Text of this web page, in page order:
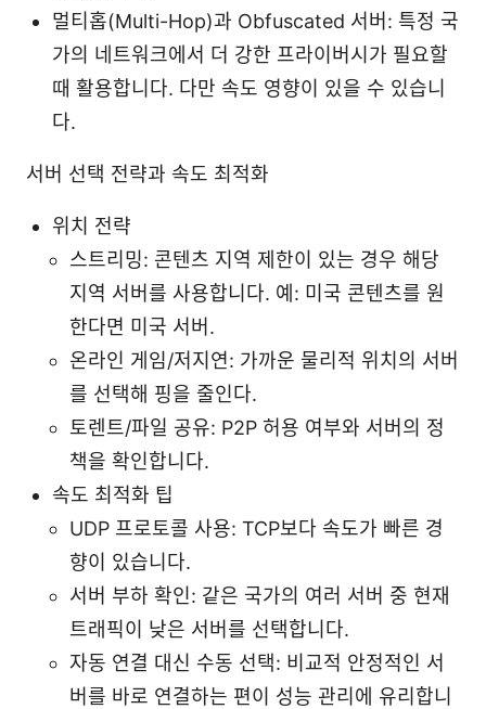
멀티홉(Multi-Hop)과 Obfuscated 서버: 특정 국
가의 네트워크에서 더 강한 프라이버시가 필요할
때 활용합니다. 다만 속도 영향이 있을 수 있습니
다.
서버 선택 전략과 속도 최적화
위치 전략
스트리밍: 콘텐츠 지역 제한이 있는 경우 해당
지역 서버를 사용합니다. 예: 미국 콘텐츠를 원
한다면 미국 서버.
온라인 게임/저지연: 가까운 물리적 위치의 서버
를 선택해 핑을 줄인다.
토렌트/파일 공유: P2P 허용 여부와 서버의 정
책을 확인합니다.
속도 최적화 팁
UDP 프로토콜 사용: TCP보다 속도가 빠른 경
향이 있습니다.
서버 부하 확인: 같은 국가의 여러 서버 중 현재
트래픽이 낮은 서버를 선택합니다.
자동 연결 대신 수동 선택: 비교적 안정적인 서
버를 바로 연결하는 편이 성능 관리에 유리합니